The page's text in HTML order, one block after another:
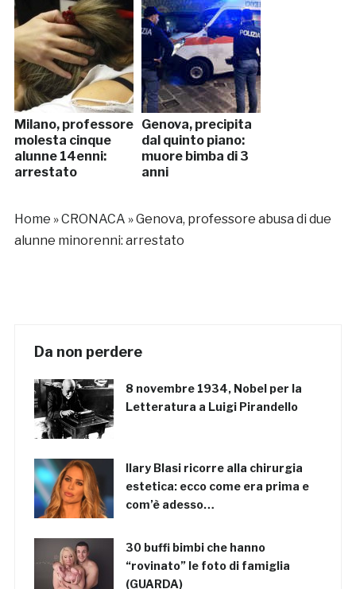
Milano, professore
molesta cinque
alunne 14enni:
arrestato
Genova, precipita
dal quinto piano:
muore bimba di 3
anni
Home »CRONACA »Genova, professore abusa di due
alunne minorenni: arrestato
Da non perdere
8 novembre 1934, Nobel per la
Letteratura a Luigi Pirandello
Ilary Blasi ricorre alla chirurgia
estetica: ecco come era prima e
com’è adesso…
30 buffi bimbi che hanno
“rovinato” le foto di famiglia
(GUARDA)